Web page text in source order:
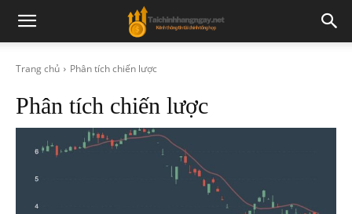
Trang chủ Phân tích chiến lược
Phân tích chiến lược